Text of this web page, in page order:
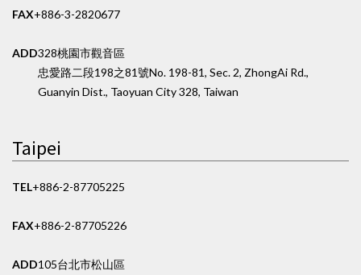
FAX+886-3-2820677
ADD328桃園市觀音區
忠愛路二段198之81號No. 198-81, Sec. 2, ZhongAi Rd.,
Guanyin Dist., Taoyuan City 328, Taiwan
Taipei
TEL+886-2-87705225
FAX+886-2-87705226
ADD105台北市松山區